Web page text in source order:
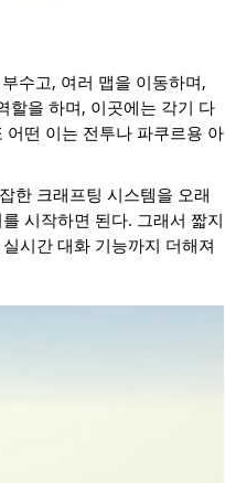
수고, 여러 맵을 이동하며,
할을 하며, 이곳에는 각기 다
떤 이는 전투나 파쿠르용 아
한 크래프팅 시스템을 오래
시작하면 된다. 그래서 짧지
시간 대화 기능까지 더해져